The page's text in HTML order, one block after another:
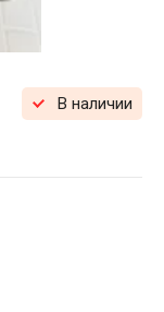
В наличии